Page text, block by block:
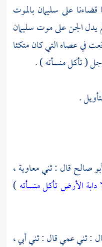
على سليمان بالموت
يدل الجن على موتسليمان
في عصاه التي كان متكئا
( تأكل منسأته ) .
.
صالحقال : ثنيمعاوية ،
دابة الأرض تأكل منسأته)
: ثني عمي قال : ثني أبي ،